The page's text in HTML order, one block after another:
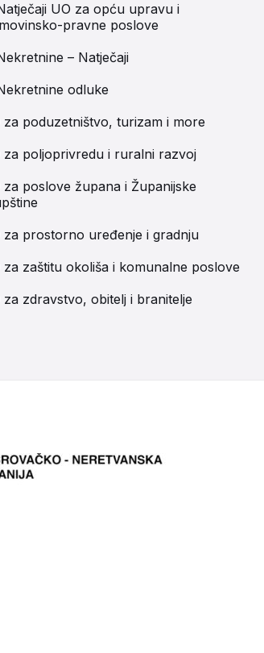
UO za opću upravu i
pravne poslove
– Natječaji
odluke
za poduzetništvo, turizam i more
za poljoprivredu i ruralni razvoj
za poslove župana i Županijske
za prostorno uređenje i gradnju
za zaštitu okoliša i komunalne poslove
za zdravstvo, obitelj i branitelje